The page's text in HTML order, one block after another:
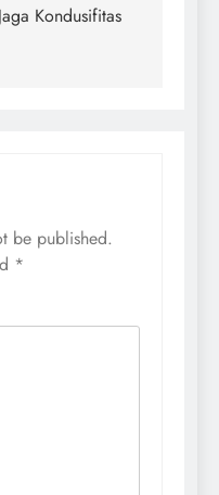
Jaga Kondusifitas
be published.
*